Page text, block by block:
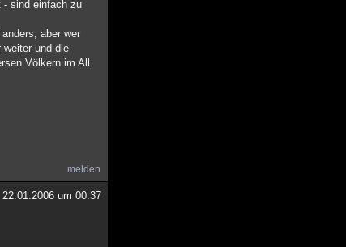
- sind einfach zu
aber wer
und die
Völkern im All.
melden
22.01.2006 um 00:37